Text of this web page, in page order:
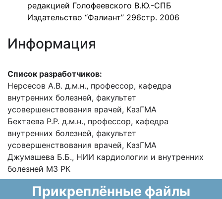
редакцией Голофеевского В.Ю.-СПБ
Издательство “Фалиант” 296стр. 2006
Информация
Список разработчиков:
Нерсесов А.В. д.м.н., профессор, кафедра
внутренних болезней, факультет
усовершенствования врачей, КазГМА
Бектаева Р.Р. д.м.н., профессор, кафедра
внутренних болезней, факультет
усовершенствования врачей, КазГМА
Джумашева Б.Б., НИИ кардиологии и внутренних
болезней МЗ РК
Прикреплённые файлы